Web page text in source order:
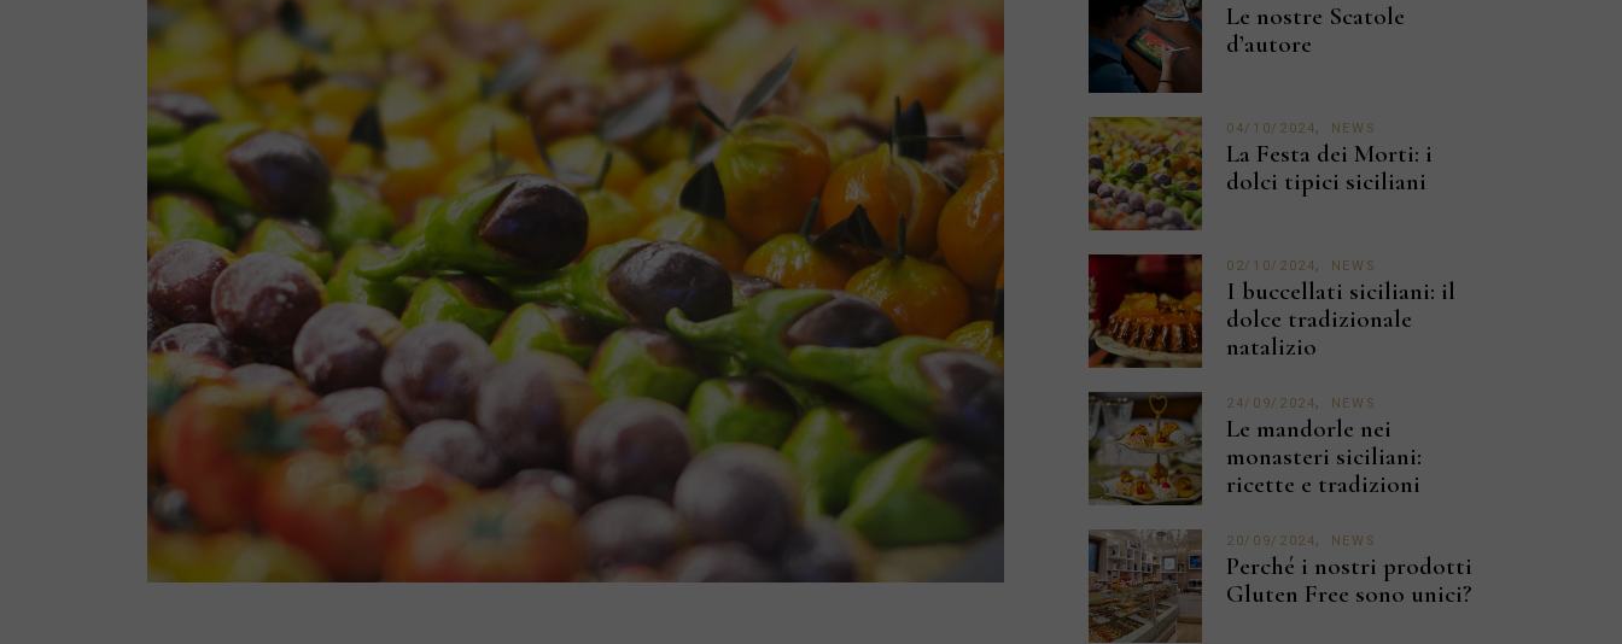
Le nostre Scatole
d’autore
04/10/2024 NEWS
La Festa dei Morti: i
dolci tipici siciliani
02/10/2024 NEWS
I buccellati siciliani: il
dolce tradizionale
natalizio
24/09/2024 NEWS
Le mandorle nei
monasteri siciliani:
ricette e tradizioni
20/09/2024 NEWS
Perché i nostri prodotti
Gluten Free sono unici?